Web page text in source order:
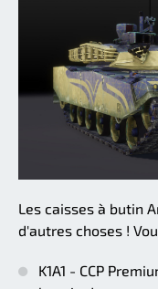
Les caisses à butin
d'autres choses !
K1A1 - CCP